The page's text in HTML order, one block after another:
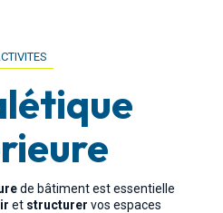
de bâtiment est essentielle
et structurer vos espaces